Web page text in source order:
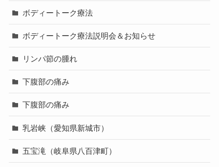
ボディートーク療法
ボディートーク療法説明会＆お知らせ
リンパ節の腫れ
下腹部の痛み
下腹部の痛み
乳岩峡（愛知県新城市）
五宝滝（岐阜県八百津町）